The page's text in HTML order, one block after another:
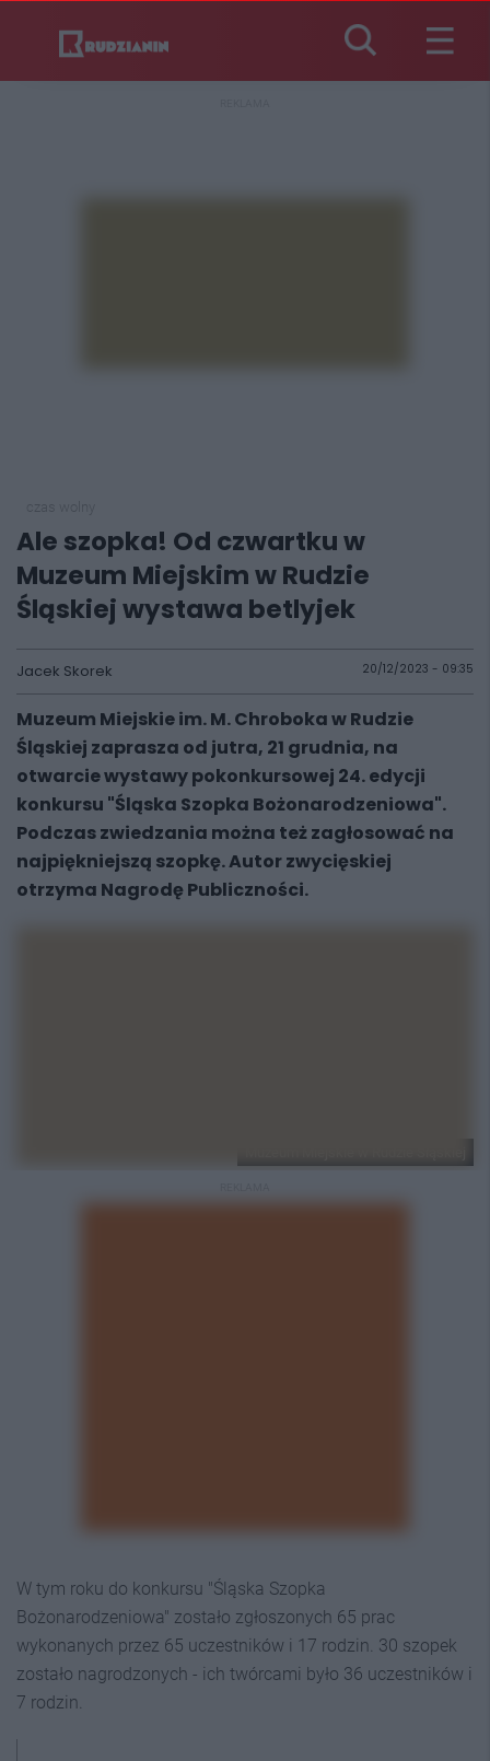
Ale szopka! Od czwartku w
Muzeum Miejskim w Rudzie
Śląskiej wystawa betlyjek
Jacek Skorek 20/12/2023 - 09:35
Muzeum Miejskie im. M. Chroboka w Rudzie
Śląskiej zaprasza od jutra, 21 grudnia, na
otwarcie wystawy pokonkursowej 24. edycji
konkursu "Śląska Szopka Bożonarodzeniowa".
Podczas zwiedzania można też zagłosować na
najpiękniejszą szopkę. Autor zwycięskiej
otrzyma Nagrodę Publiczności.
W tym roku do konkursu "Śląska Szopka
Bożonarodzeniowa" zostało zgłoszonych 65 prac
wykonanych przez 65 uczestników i 17 rodzin. 30 szopek
zostało nagrodzonych - ich twórcami było 36 uczestników i
7 rodzin.